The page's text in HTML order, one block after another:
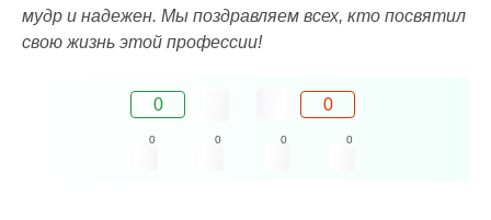
мудр и надежен. Мы поздравляем всех, кто посвятил
свою жизнь этой профессии!
0 0
0 0 0 0